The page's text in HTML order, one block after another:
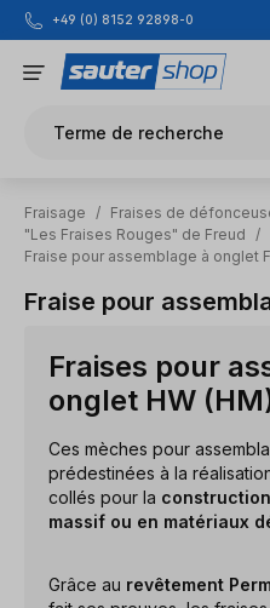
Passer au contenu principal
+49 (0) 8152 92898-0
Terme de recherche
Fraisage / Fraises de
"Les Fraises Rouges" de Freud
/
Fraise pour assemblage à onglet
Fraise pour
Fraises pour
onglet HW
Ces mèches pour
prédestinées à la
collés pour la
massif ou en matériaux
Grâce au revêtement